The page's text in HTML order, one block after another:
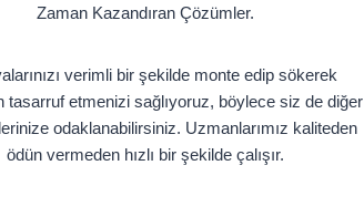
Zaman Kazandıran Çözümler.
verimli bir şekilde monte edip sökerek
tasarruf etmenizi sağlıyoruz, böylece siz de diğer
odaklanabilirsiniz. Uzmanlarımız kaliteden
ödün vermeden hızlı bir şekilde çalışır.